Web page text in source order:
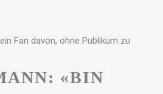
«BIN